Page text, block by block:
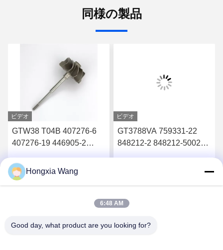
同様の製品
ビデオ
GTW38 T04B 407276-6
407276-19 446905-2
ャーのタービンホイール
シャフト最高 の 価格 を 入手 す
ビデオ
GT3788VA 759331-22
848212-2 848212-5002S
Hongxia Wang
6:48 AM
Good day, what product are you looking for?